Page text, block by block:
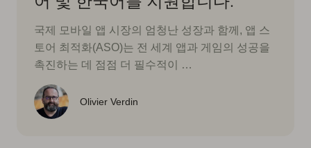
국제 모바일 앱 시장의 엄청난 성장과 함께, 앱 스
토어 최적화(ASO)는 전 세계 앱과 게임의 성공을
촉진하는 데 점점 더 필수적이 …
Olivier Verdin